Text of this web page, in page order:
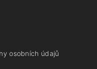
osobních údajů